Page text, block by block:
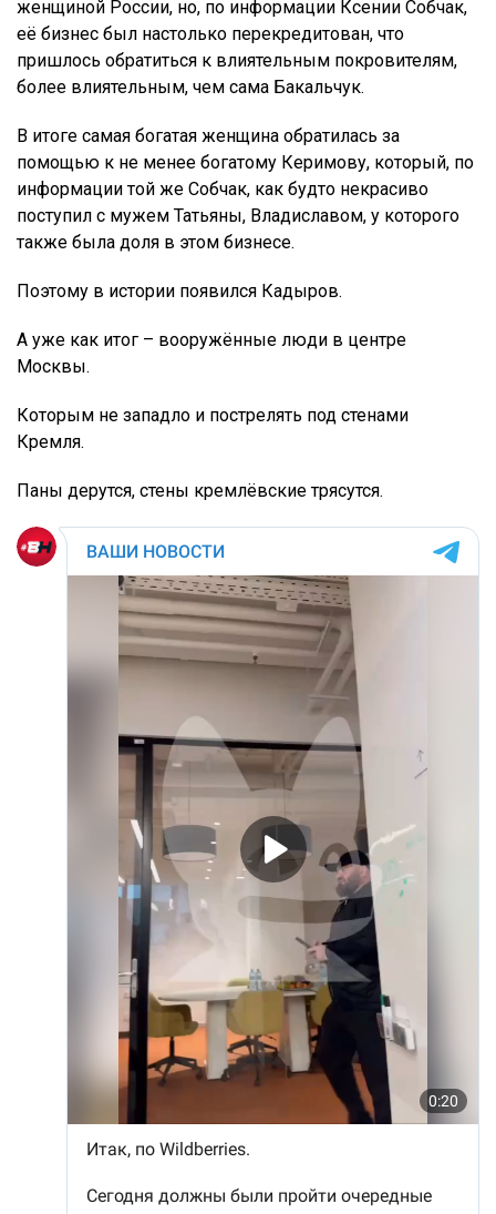
женщиной России, но, по информации Ксении Собчак,
её бизнес был настолько перекредитован, что
пришлось обратиться к влиятельным покровителям,
более влиятельным, чем сама Бакальчук.
В итоге самая богатая женщина обратилась за
помощью к не менее богатому Керимову, который, по
информации той же Собчак, как будто некрасиво
поступил с мужем Татьяны, Владиславом, у которого
также была доля в этом бизнесе.
Поэтому в истории появился Кадыров.
А уже как итог – вооружённые люди в центре
Москвы.
Которым не западло и пострелять под стенами
Кремля.
Паны дерутся, стены кремлёвские трясутся.